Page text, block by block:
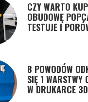
CZY WARTO
OBUDOWĘ
TESTUJE I
8 POWODÓW
SIĘ 1 WARSTWY
W DRUKARCE 3D